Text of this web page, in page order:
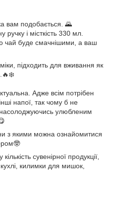
вам подобається. 🌄
ручку і місткість 330 мл.
чай буде смачнішими, а ваш
підходить для вживання як
Адже всім потрібен
напої, так чому б не
насолоджуючись улюбленим
з якими можна ознайомитися
сувенірної продукції,
килимки для мишок,